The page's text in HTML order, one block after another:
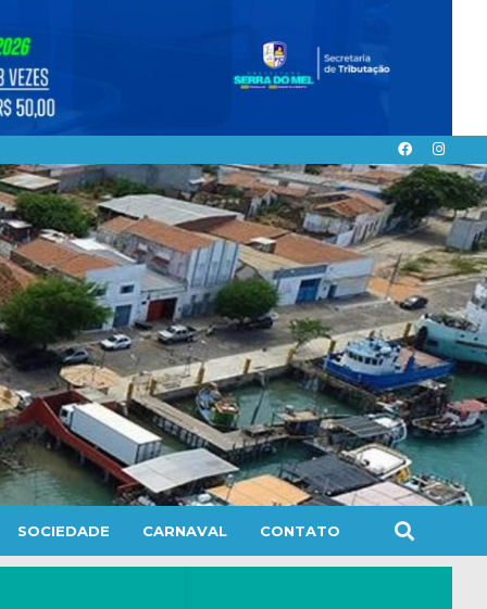
SOCIEDADE CARNAVAL CONTATO